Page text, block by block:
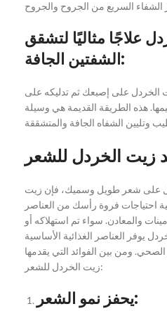
علاجًا مثاليًا لتشقق
الشفتين الجافة:
على إصبعك ثم تدليكه على
هذه الطريقة القديمة هي وسيلة
على شعر طويل وسميك، فإن زيت
احتياجات فروة رأسك من العناصر
والمعادن. سواء تم استهلاكه أو
يوفر العناصر الغذائية الأساسية
ومن بين الفوائد التي يقدمها
زيت الخردل للشعر:
يحفز نمو الشعر: